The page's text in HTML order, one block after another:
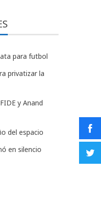
para futbol
privatizar la
y Anand
del espacio
en silencio